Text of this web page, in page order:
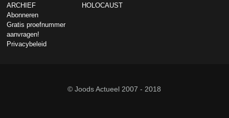
ARCHIEF
Abonneren
Gratis proefnummer
aanvragen!
Privacybeleid
HOLOCAUST
© Joods Actueel 2007 - 2018